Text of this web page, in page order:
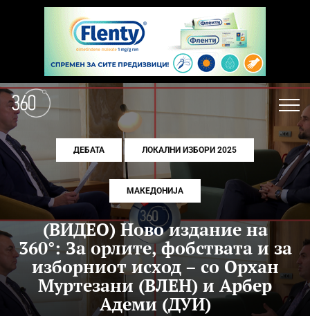
ДЕБАТА ЛОКАЛНИ ИЗБОРИ 2025
МАКЕДОНИЈА
(ВИДЕО) Ново издание на
360°: За орлите, фобствата и за
изборниот исход – со Орхан
Муртезани (ВЛЕН) и Арбер
Адеми (ДУИ)